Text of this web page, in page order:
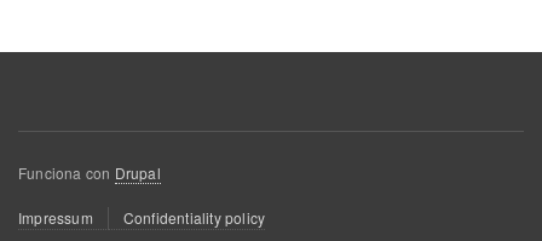
Funciona con Drupal
Menú
Impressum Confidentiality policy